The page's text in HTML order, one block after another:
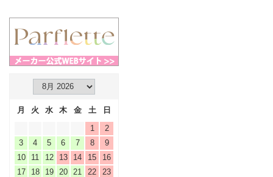
月 火 水 木 金 土
日
1
2
3
4 5 6 7 8
9
10
11 12 13 14 15
16
17
18 19 20 21 22
23